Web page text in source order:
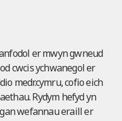
er mwyn gwneud
cwcis ychwanegol er
medr.cymru, cofio eich
Rydym hefyd yn
wefannau eraill er